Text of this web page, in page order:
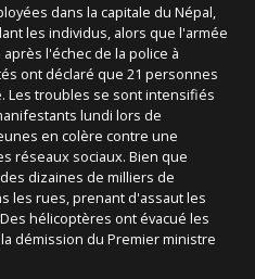
dans la capitale du Népal,
les individus, alors que l'armée
l'échec de la police à
ont déclaré que 21 personnes
Les troubles se sont intensifiés
lundi lors de
en colère contre une
réseaux sociaux. Bien que
dizaines de milliers de
les rues, prenant d'assaut les
hélicoptères ont évacué les
démission du Premier ministre